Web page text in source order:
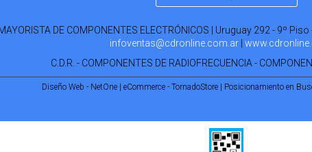
DE COMPONENTES ELECTRÓNICOS | Uruguay 292 - 9º Piso
infoventas@cdronline.com.ar
C.D.R. - COMPONENTES DE RADIOFRECUENCIA -
Diseño Web - NetOne| eCommerce - TornadoStore| Posicionamiento en